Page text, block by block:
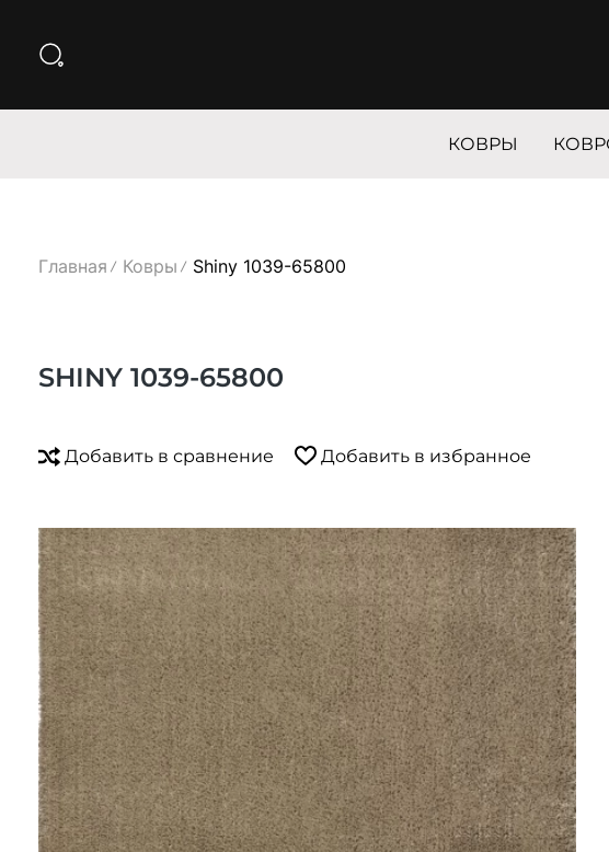
КОВРЫ
Главная Ковры Shiny 1039-65800
SHINY 1039-65800
Добавить в сравнение Добавить в избранное